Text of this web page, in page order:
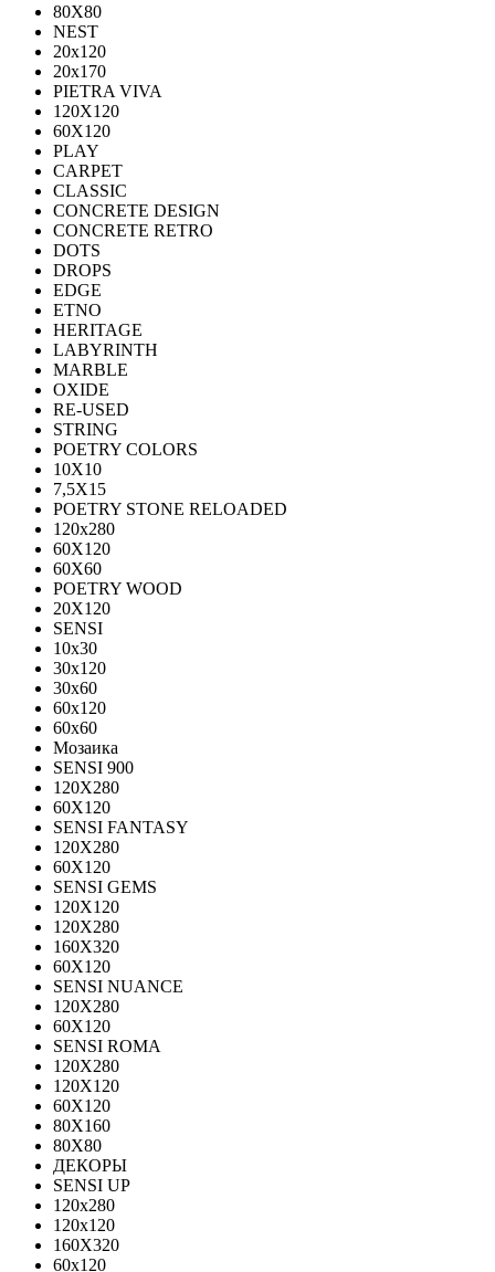
80Х80
NEST
20x120
20x170
PIETRA VIVA
120X120
60Х120
PLAY
CARPET
CLASSIC
CONCRETE DESIGN
CONCRETE RETRO
DOTS
DROPS
EDGE
ETNO
HERITAGE
LABYRINTH
MARBLE
OXIDE
RE-USED
STRING
POETRY COLORS
10Х10
7,5Х15
POETRY STONE RELOADED
120x280
60Х120
60Х60
POETRY WOOD
20Х120
SENSI
10x30
30x120
30x60
60x120
60x60
Мозаика
SENSI 900
120Х280
60X120
SENSI FANTASY
120Х280
60Х120
SENSI GEMS
120Х120
120Х280
160X320
60X120
SENSI NUANCE
120X280
60X120
SENSI ROMA
120X280
120Х120
60X120
80X160
80X80
ДЕКОРЫ
SENSI UP
120x280
120х120
160X320
60х120